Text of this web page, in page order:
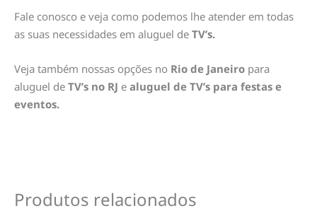
Fale conosco e veja como podemos lhe atender em todas
as suas necessidades em aluguel de TV’s.
Veja também nossas opções no Rio de Janeiro para
aluguel de TV’s no RJ e aluguel de TV’s para festas e
eventos.
Produtos relacionados